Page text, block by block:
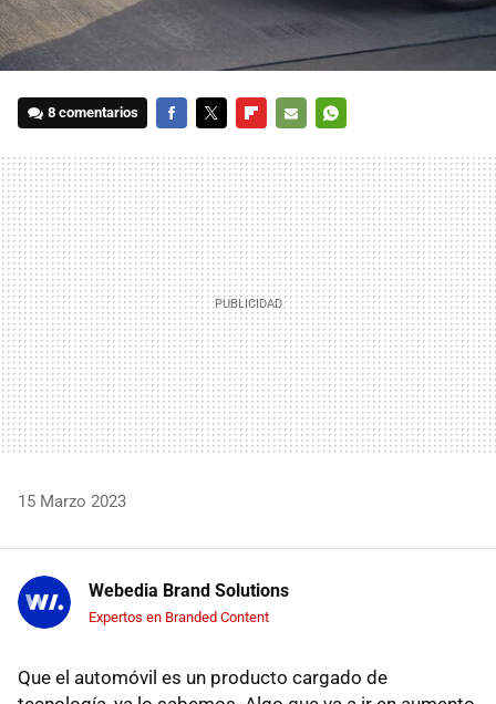
8 comentarios
MAIL
15 Marzo 2023
Webedia Brand Solutions
Expertos en Branded Content
Que el automóvil es un producto cargado de